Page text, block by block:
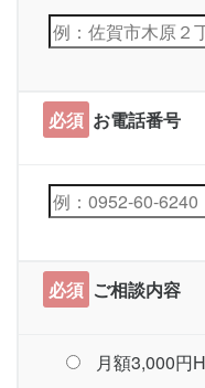
必須 お電話番号
必須 ご相談内容
月額3,000円